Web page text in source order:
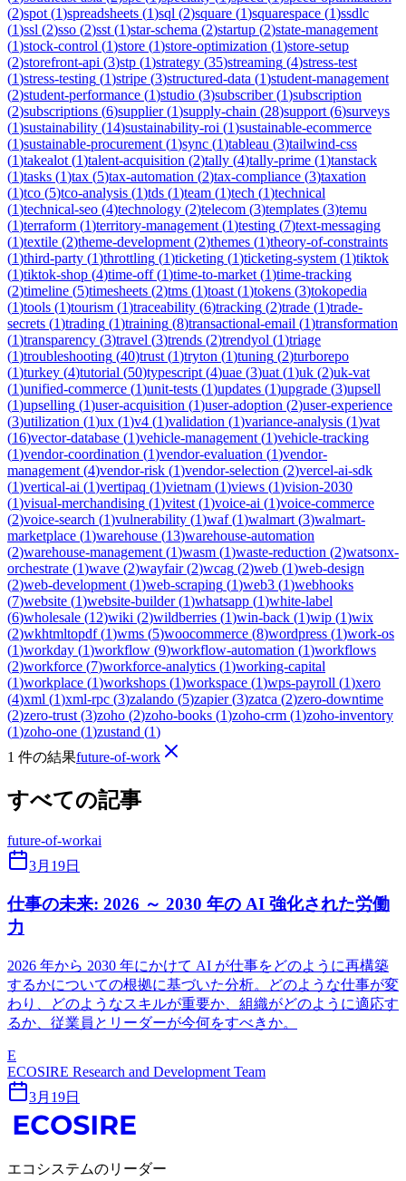
(2)spot (1)spreadsheets (1)sql (2)square (1)squarespace (1)ssdlc
(1)ssl (2)sso (2)sst (1)star-schema (2)startup (2)state-management
(1)stock-control (1)store (1)store-optimization (1)store-setup
(2)storefront-api (3)stp (1)strategy (35)streaming (4)stress-test
(1)stress-testing (1)stripe (3)structured-data (1)student-management
(2)student-performance (1)studio (3)subscriber(1)subscription
(2)subscriptions (6)supplier(1)supply-chain (28)support (6)surveys
(1)sustainability (14)sustainability-roi (1)sustainable-ecommerce
(1)sustainable-procurement (1)sync (1)tableau (3)tailwind-css
(1)takealot (1)talent-acquisition (2)tally (4)tally-prime (1)tanstack
(1)tasks (1)tax (5)tax-automation (2)tax-compliance (3)taxation
(1)tco (5)tco-analysis (1)tds (1)team (1)tech (1)technical
(1)technical-seo (4)technology (2)telecom (3)templates (3)temu
(1)terraform (1)territory-management (1)testing (7)text-messaging
(1)textile (2)theme-development (2)themes (1)theory-of-constraints
(1)third-party (1)throttling (1)ticketing (1)ticketing-system (1)tiktok
(1)tiktok-shop (4)time-off(1)time-to-market (1)time-tracking
(2)timeline (5)timesheets (2)tms (1)toast (1)tokens (3)tokopedia
(1)tools (1)tourism (1)traceability (6)tracking (2)trade (1)trade-
secrets (1)trading (1)training (8)transactional-email (1)transformation
(1)transparency (3)travel (3)trends (2)trendyol (1)triage
(1)troubleshooting (40)trust (1)tryton (1)tuning (2)turborepo
(1)turkey (4)tutorial (50)typescript (4)uae (3)uat (1)uk (2)uk-vat
(1)unified-commerce (1)unit-tests (1)updates (1)upgrade (3)upsell
(1)upselling (1)user-acquisition (1)user-adoption (2)user-experience
(3)utilization (1)ux (1)v4 (1)validation (1)variance-analysis (1)vat
(16)vector-database (1)vehicle-management (1)vehicle-tracking
(1)vendor-coordination (1)vendor-evaluation (1)vendor-
management (4)vendor-risk (1)vendor-selection (2)vercel-ai-sdk
(1)vertical-ai (1)vertipaq (1)vietnam (1)views (1)vision-2030
(1)visual-merchandising (1)vitest (1)voice-ai (1)voice-commerce
(2)voice-search (1)vulnerability (1)waf(1)walmart (3)walmart-
marketplace (1)warehouse (13)warehouse-automation
(2)warehouse-management (1)wasm (1)waste-reduction (2)watsonx-
orchestrate (1)wave (2)wayfair(2)wcag (2)web (1)web-design
(2)web-development (1)web-scraping (1)web3 (1)webhooks
(7)website (1)website-builder(1)whatsapp (1)white-label
(6)wholesale (12)wiki (2)wildberries (1)win-back (1)wip (1)wix
(2)wkhtmltopdf(1)wms (5)woocommerce (8)wordpress (1)work-os
(1)workday (1)workflow (9)workflow-automation (1)workflows
(2)workforce (7)workforce-analytics (1)working-capital
(1)workplace (1)workshops (1)workspace (1)wps-payroll (1)xero
(4)xml (1)xml-rpc (3)zalando (5)zapier(3)zatca (2)zero-downtime
(2)zero-trust (3)zoho (2)zoho-books (1)zoho-crm (1)zoho-inventory
(1)zoho-one (1)zustand (1)
1 件の結果future-of-work
すべての記事
future-of-workai
3月19日
仕事の未来: 2026 ～ 2030 年の AI 強化された労働
力
2026 年から 2030 年にかけて AI が仕事をどのように再構築
するかについての根拠に基づいた分析。どのような仕事が変
わり、どのようなスキルが重要か、組織がどのように適応す
るか、従業員とリーダーが今何をすべきか。
E
ECOSIRE Research and Development Team
3月19日
エコシステムのリーダー